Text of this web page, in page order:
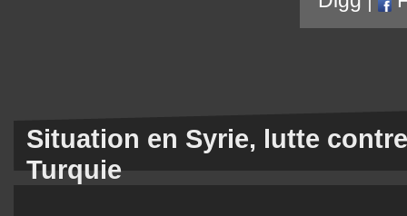
Situation en Syrie, lutte
Turquie